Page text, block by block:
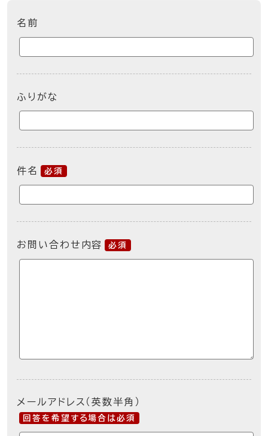
名前
ふりがな
件名 必須
お問い合わせ内容 必須
メールアドレス（英数半角）
回答を希望する場合は必須